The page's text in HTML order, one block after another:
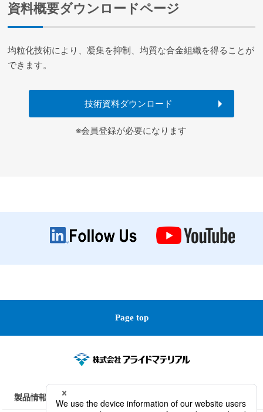
資料概要ダウンロードページ
均粒化技術により、凝集を抑制、均質な合金組織を得ることが
できます。
技術資料ダウンロード
※会員登録が必要になります
Page top
製品情報